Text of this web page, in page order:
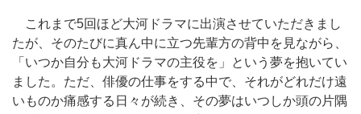
これまで5回ほど大河ドラマに出演させていただきまし
たが、そのたびに真ん中に立つ先輩方の背中を見ながら、
「いつか自分も大河ドラマの主役を」という夢を抱いてい
ました。ただ、俳優の仕事をする中で、それがどれだけ遠
いものか痛感する日々が続き、その夢はいつしか頭の片隅